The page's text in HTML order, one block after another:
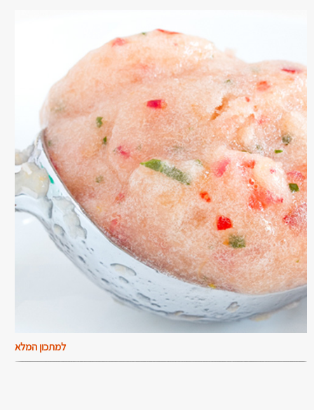
למתכון המלא